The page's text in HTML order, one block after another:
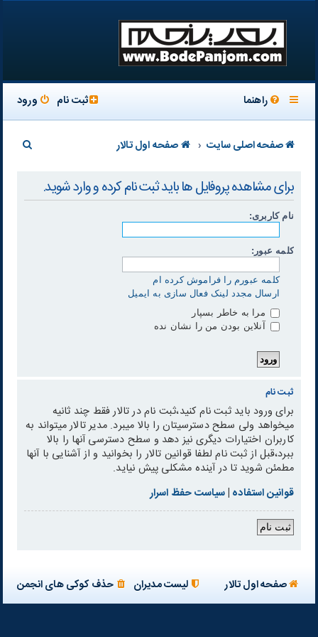
راهنما ورود ثبت نام
صفحه اصلی سایت صفحه اول تالار
برای مشاهده پروفایل ها باید ثبت نام کرده و وارد شوید.
نام کاربری:
کلمه عبور:
کلمه عبورم را فراموش کرده ام
ارسال مجدد لینک فعال سازی به ایمیل
مرا به خاطر بسپار
آنلاین بودن من را نشان نده
ثبت نام
برای ورود باید ثبت نام کنید،ثبت نام در تالار فقط چند ثانیه
میخواهد ولی سطح دسترسیتان را بالا میبرد. مدیر تالار میتواند به
کاربران اختیارات دیگری نیز دهد و سطح دسترسی آنها را بالا
ببرد،قبل از ثبت نام لطفا قوانین تالار را بخوانید و از آشنایی با آنها
مطمئن شوید تا در آینده مشکلی پیش نیاید.
قوانین استفاده |سیاست حفظ اسرار
ثبت نام
صفحه اول تالار حذف کوکی های انجمن لیست مدیران